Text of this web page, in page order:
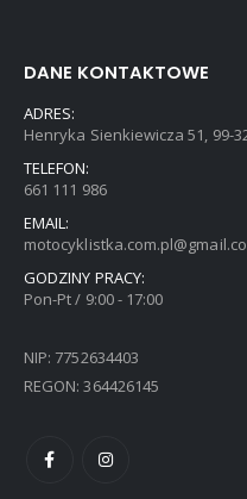
DANE KONTAKTOWE
ADRES:
Henryka Sienkiewicza 51, 99-
TELEFON:
661 111 986
EMAIL:
GODZINY PRACY:
Pon-Pt / 9:00 - 17:00
NIP: 7752634403
REGON: 364426145